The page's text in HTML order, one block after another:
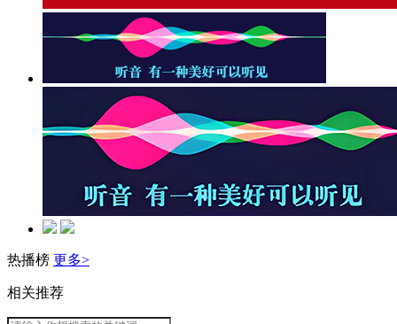
热播榜 更多>
相关推荐